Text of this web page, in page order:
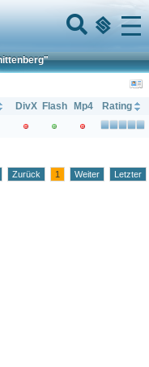
Menu
DivX Flash Mp4
Rating
Zurück 1 Weiter Letzter